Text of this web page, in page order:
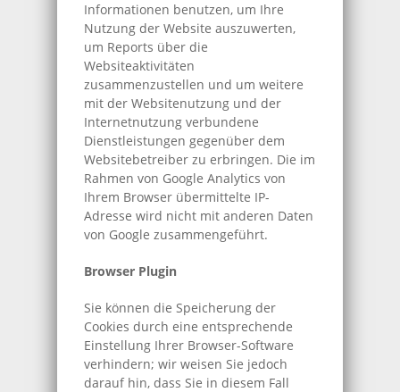
Informationen benutzen, um Ihre
Nutzung der Website auszuwerten,
um Reports über die
Websiteaktivitäten
zusammenzustellen und um weitere
mit der Websitenutzung und der
Internetnutzung verbundene
Dienstleistungen gegenüber dem
Websitebetreiber zu erbringen. Die im
Rahmen von Google Analytics von
Ihrem Browser übermittelte IP-
Adresse wird nicht mit anderen Daten
von Google zusammengeführt.
Browser Plugin
Sie können die Speicherung der
Cookies durch eine entsprechende
Einstellung Ihrer Browser-Software
verhindern; wir weisen Sie jedoch
darauf hin, dass Sie in diesem Fall